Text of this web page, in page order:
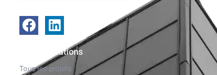
Nos réalisations
Tous les projets